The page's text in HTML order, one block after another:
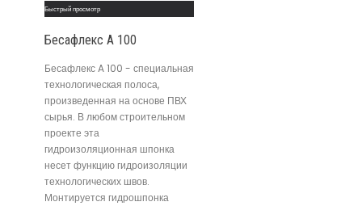
Быстрый просмотр
Бесафлекс A 100
Бесафлекс A 100 - специальная
технологическая полоса,
произведенная на основе ПВХ
сырья. В любом строительном
проекте эта
гидроизоляционная шпонка
несет функцию гидроизоляции
технологических швов.
Монтируется гидрошпонка